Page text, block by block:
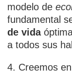
modelo de
fundamental
de vida
a todos sus
4. Creemos